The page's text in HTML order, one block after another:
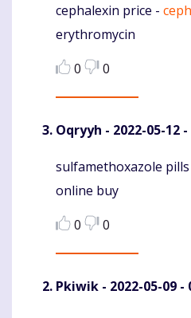
Komentaras
cephalexin price -
erythromycin
0
0
Oqryyh - 2022-05-12 -
Komentaras
sulfamethoxazole
online buy
0
0
Pkiwik - 2022-05-09 -